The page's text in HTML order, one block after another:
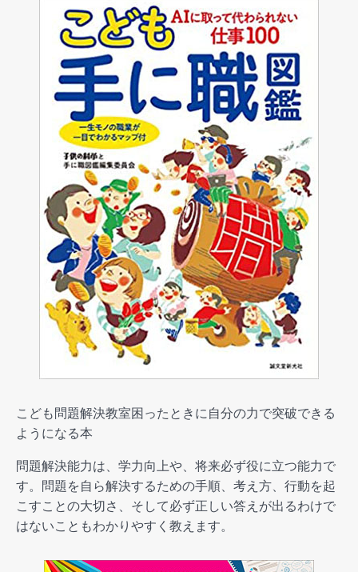
こども問題解決教室困ったときに自分の力で突破できる
ようになる本
問題解決能力は、学力向上や、将来必ず役に立つ能力で
す。問題を自ら解決するための手順、考え方、行動を起
こすことの大切さ、そして必ず正しい答えが出るわけで
はないこともわかりやすく教えます。